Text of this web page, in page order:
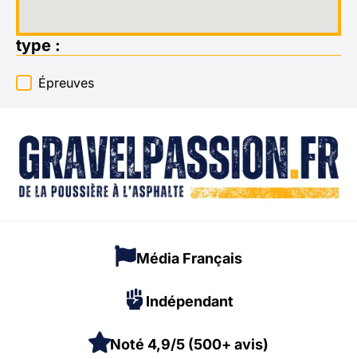
type :
type :Épreuves
Média Français
Indépendant
Noté 4,9/5 (500+ avis)